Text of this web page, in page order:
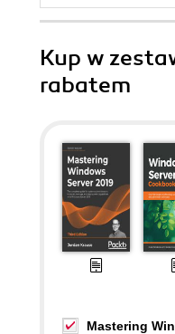
Kup w
rabatem
Mastering